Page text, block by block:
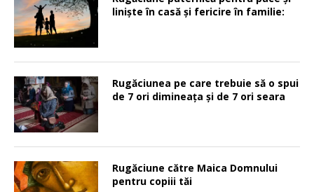
linişte în casă şi fericire în familie:
Rugăciunea pe care trebuie să o spui
de 7 ori dimineața și de 7 ori seara
Rugăciune către Maica Domnului
pentru copiii tăi